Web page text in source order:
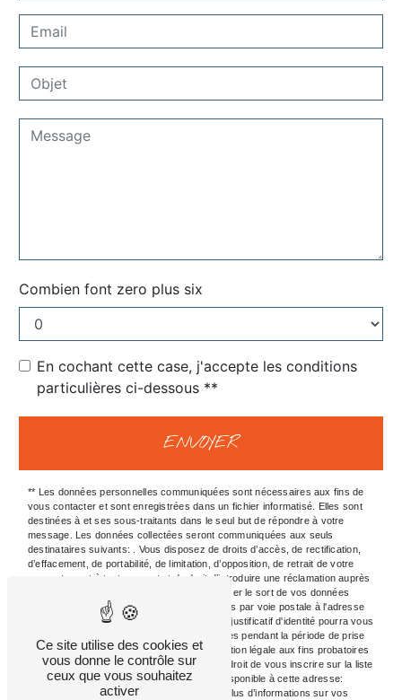
Combien font zero plus six
En cochant cette case, j'accepte les conditions
particulières ci-dessous **
ENVOYER
** Les données personnelles communiquées sont nécessaires aux fins de
vous contacter et sont enregistrées dans un fichier informatisé. Elles sont
destinées à et ses sous-traitants dans le seul but de répondre à votre
message. Les données collectées seront communiquées aux seuls
destinataires suivants: . Vous disposez de droits d’accès, de rectification,
d’effacement, de portabilité, de limitation, d’opposition, de retrait de votre
consentement à tout moment et du droit d’introduire une réclamation auprès
d’une autorité de contrôle, ainsi que d’organiser le sort de vos données
post-mortem. Vous pouvez exercer ces droits par voie postale à l'adresse
ou par courrier électronique à l'adresse . Un justificatif d'identité pourra vous
être demandé. Nous conservons vos données pendant la période de prise
de contact puis pendant la durée de prescription légale aux fins probatoires
et de gestion des contentieux. Vous avez le droit de vous inscrire sur la liste
d'opposition au démarchage téléphonique, disponible à cette adresse:
. Consultez le site cnil.fr pour plus d’informations sur vos
Ce site utilise des cookies et
vous donne le contrôle sur
ceux que vous souhaitez
activer